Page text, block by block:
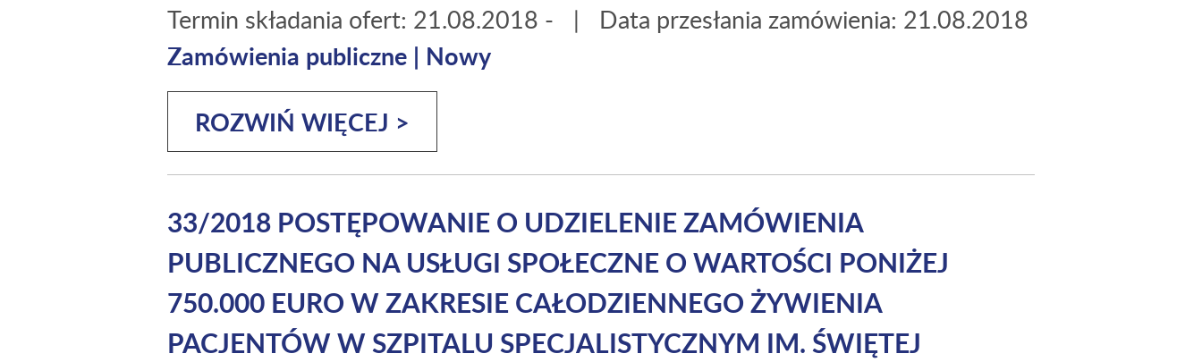
Termin składania ofert: 21.08.2018 - | Data przesłania zamówienia: 21.08.2018
Zamówienia publiczne | Nowy
ROZWIŃ WIĘCEJ >
33/2018 POSTĘPOWANIE O UDZIELENIE ZAMÓWIENIA
PUBLICZNEGO NA USŁUGI SPOŁECZNE O WARTOŚCI PONIŻEJ
750.000 EURO W ZAKRESIE CAŁODZIENNEGO ŻYWIENIA
PACJENTÓW W SZPITALU SPECJALISTYCZNYM IM. ŚWIĘTEJ